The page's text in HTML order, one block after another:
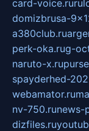
card-voice.ru
domizbrusa-
a380club.ru
perk-oka.rug-
naruto-x.ru
spayderhed-
webamator.ru
nv-750.runews-
dizfiles.ru